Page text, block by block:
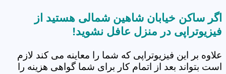
اگر ساکن خیابان شاهین شمالی هستید از
فیزیوتراپی در منزل عافل نشوید!
علاوه بر این فیزیوتراپی که شما را معاینه می کند لازم
است بتواند بعد از اتمام کار برای شما گواهی هزینه را